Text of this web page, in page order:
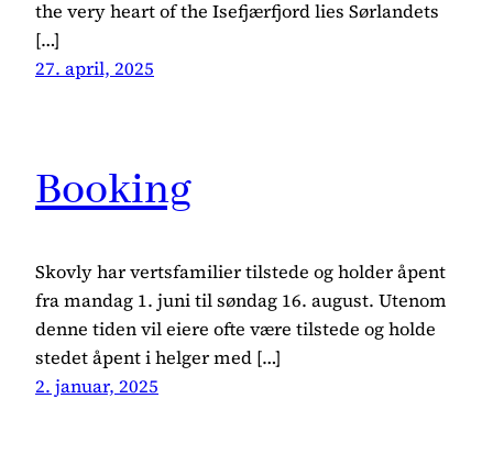
the very heart of the Isefjærfjord lies Sørlandets
[…]
27. april, 2025
Booking
Skovly har vertsfamilier tilstede og holder åpent
fra mandag 1. juni til søndag 16. august. Utenom
denne tiden vil eiere ofte være tilstede og holde
stedet åpent i helger med […]
2. januar, 2025